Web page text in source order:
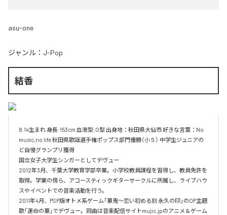
asu-one
ジャンル： J-Pop
結香
8.14生まれ 身長:153cm 血液型:O型 出身地：秋田県大仙市 好きな言葉：No
music,no life 秋田県歌謡選手権ポップス部門優勝（小５） 中学生ジュニアの
ど自慢グランプリ獲得
国立女子大学生シンガーとしてデヴュー
2012年3月、千葉大学教育学部卒業。小学校教員課程を習得し、教員免許を
取得。学業の傍ら、アコースティックギターサークルに所属し、ライブハウ
スやイベントでの音楽活動を行う。
2011年4月、PSP版オトメ系ゲーム「華鬼～恋い初める刻 永久の印」のOP主題
歌「運命の華」でデヴュー。同曲は音楽配信サイトmujic.jpのアニメ＆ゲーム